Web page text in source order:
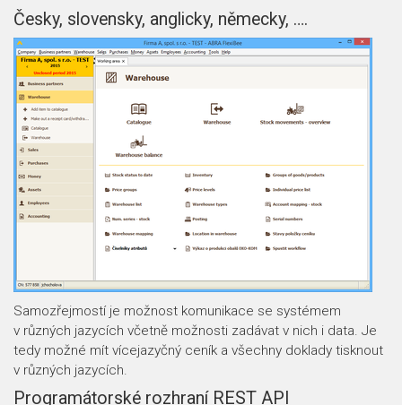
Česky, slovensky, anglicky, německy, ….
Samozřejmostí je možnost komunikace se systémem
v různých jazycích včetně možnosti zadávat v nich i data. Je
tedy možné mít vícejazyčný ceník a všechny doklady tisknout
v různých jazycích.
Programátorské rozhraní REST API